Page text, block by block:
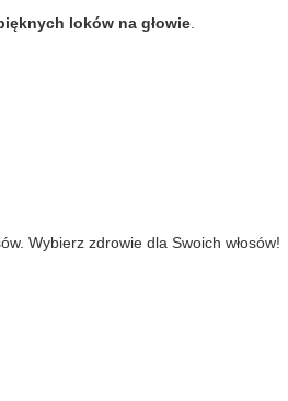
loków na głowie
Wybierz zdrowie dla Swoich włosów!